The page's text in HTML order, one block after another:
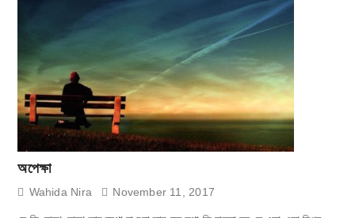
অপেক্ষা
Wahida Nira November 11, 2017